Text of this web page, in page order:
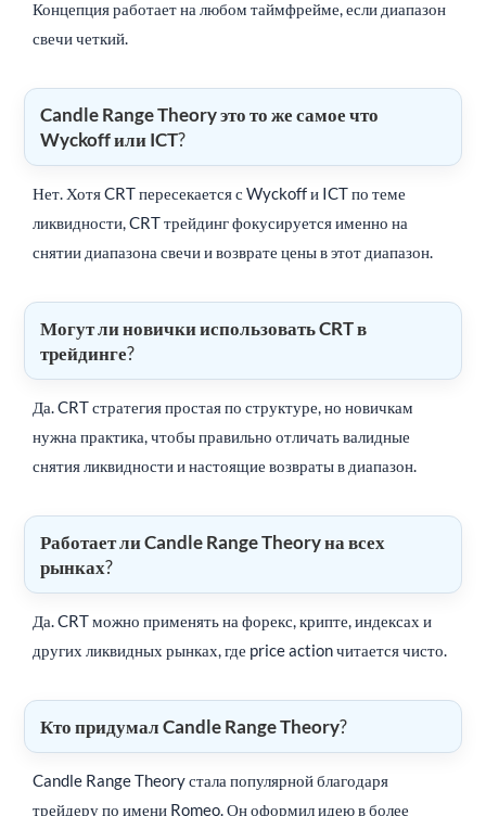
Концепция работает на любом таймфрейме, если диапазон
свечи четкий.
Candle Range Theory это то же самое что
Wyckoff или ICT?
Нет. Хотя CRT пересекается с Wyckoff и ICT по теме
ликвидности, CRT трейдинг фокусируется именно на
снятии диапазона свечи и возврате цены в этот диапазон.
Могут ли новички использовать CRT в
трейдинге?
Да. CRT стратегия простая по структуре, но новичкам
нужна практика, чтобы правильно отличать валидные
снятия ликвидности и настоящие возвраты в диапазон.
Работает ли Candle Range Theory на всех
рынках?
Да. CRT можно применять на форекс, крипте, индексах и
других ликвидных рынках, где price action читается чисто.
Кто придумал Candle Range Theory?
Candle Range Theory стала популярной благодаря
трейдеру по имени Romeo. Он оформил идею в более